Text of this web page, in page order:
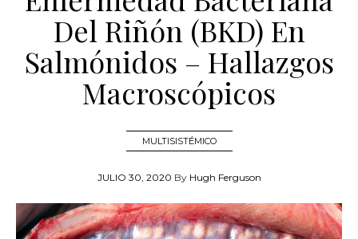
Del Riñón (BKD) En
Salmónidos – Hallazgos
Macroscópicos
MULTISISTÉMICO
JULIO 30, 2020 By Hugh Ferguson